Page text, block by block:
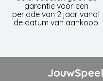
garantie voor een
periode van 2 jaar vanaf
de datum van aankoop.